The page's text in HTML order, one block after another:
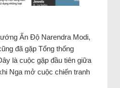
Ấn Độ Narendra Modi,
đã gặp Tổng thống
là cuộc gặp đầu tiên giữa
Nga mở cuộc chiến tranh